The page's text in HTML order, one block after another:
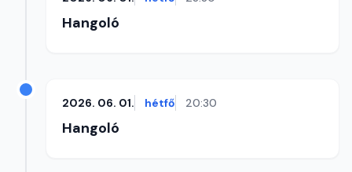
Hangoló
2026. 06. 01. hétfő 20:30
Hangoló